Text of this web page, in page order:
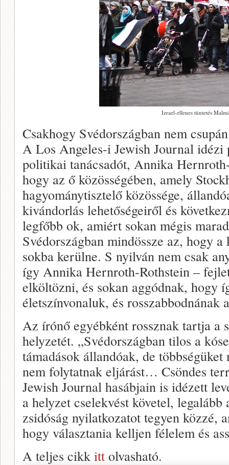
Izrael-ellenes tüntetés
Csakhogy Svédországban nem
A Los Angeles-i Jewish Journal idézi
politikai tanácsadót, Annika
hogy az ő közösségében, amely
hagyománytisztelő közössége,
kivándorlás lehetőségeiről és
legfőbb ok, amiért sokan mégis
Svédországban mindössze az, hogy
sokba kerülne. S nyilván nem csak
így Annika Hernroth-Rothstein –
elköltözni, és sokan aggódnak, hogy
életszínvonaluk, és rosszabbodnának
Az írónő egyébként rossznak tartja a
helyzetét. „Svédországban tilos a
támadások állandóak, de
nem folytatnak eljárást… Csöndes
Jewish Journal hasábjain is idézett
a helyzet cselekvést követel,
zsidóság nyilatkozatot tegyen közzé,
hogy választania kelljen félelem és
A teljes cikk itt olvasható.